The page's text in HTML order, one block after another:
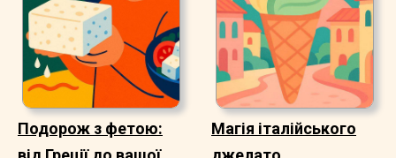
Подорож з фетою:
Магія італійського